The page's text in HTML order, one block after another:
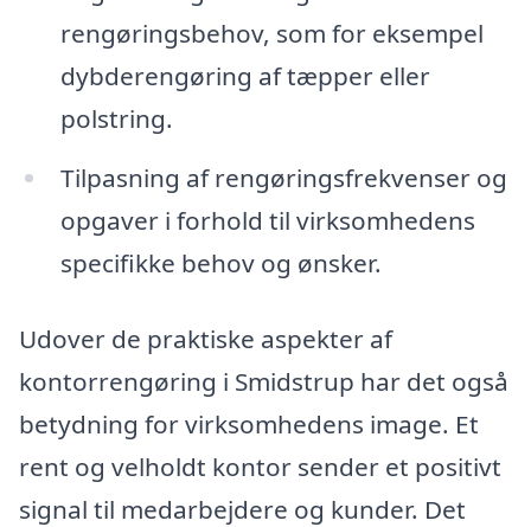
rengøringsbehov, som for eksempel
dybderengøring af tæpper eller
polstring.
Tilpasning af rengøringsfrekvenser og
opgaver i forhold til virksomhedens
specifikke behov og ønsker.
Udover de praktiske aspekter af
kontorrengøring i Smidstrup har det også
betydning for virksomhedens image. Et
rent og velholdt kontor sender et positivt
signal til medarbejdere og kunder. Det